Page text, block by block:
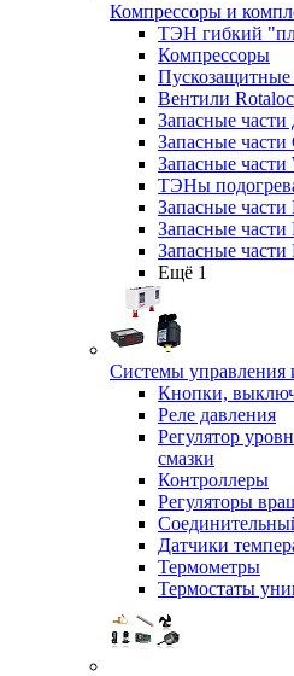
Компрессоры и
ТЭН гибкий
Компрессоры
Пускозащитные
Вентили
Запасные части
Запасные части
Запасные
ТЭНы
Запасные
Запасные части
Запасные части
Ещё 1
Системы управления
Кнопки,
Реле давления
Регулятор
смазки
Контроллеры
Регуляторы
Датчики
Термометры
Термостаты